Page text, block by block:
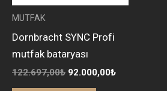
MUTFAK
Dornbracht SYNC Profi
mutfak bataryası
122.697,00₺ 92.000,00₺